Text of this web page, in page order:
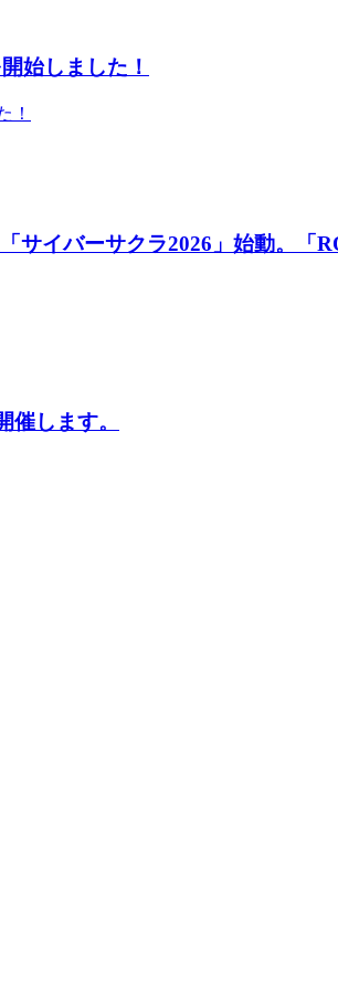
始しました！
！
イバーサクラ2026」始動。「
します。